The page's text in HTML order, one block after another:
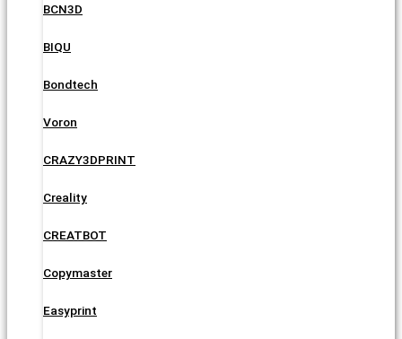
BCN3D
BIQU
Bondtech
Voron
CRAZY3DPRINT
Creality
CREATBOT
Copymaster
Easyprint